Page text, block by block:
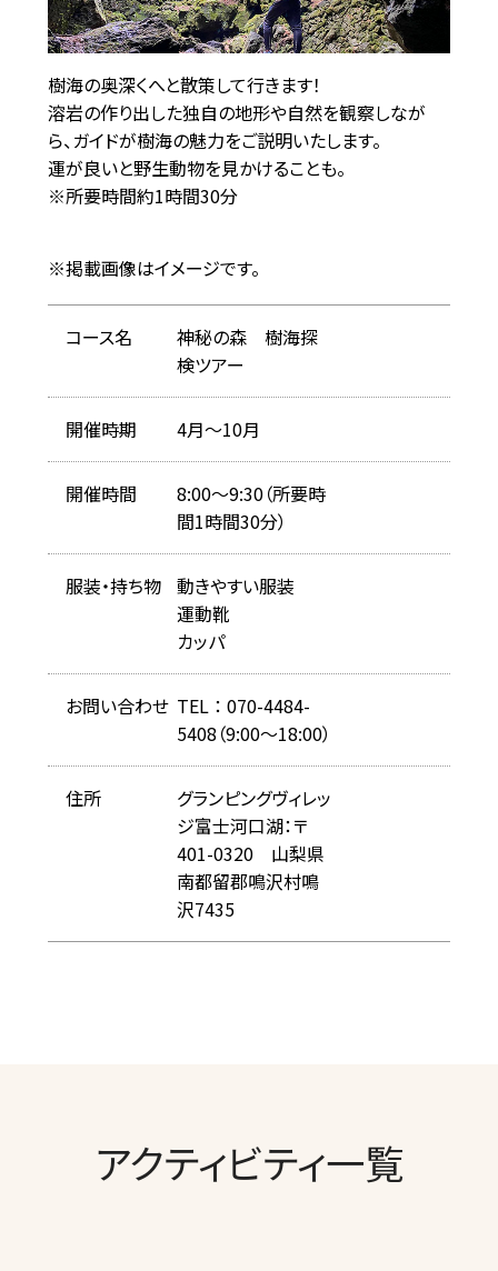
樹海の奥深くへと散策して行きます！
溶岩の作り出した独自の地形や自然を観察しなが
ら、ガイドが樹海の魅力をご説明いたします。
運が良いと野生動物を見かけることも。
※所要時間約1時間30分
※掲載画像はイメージです。
コース名
神秘の森 樹海探
検ツアー
開催時期 4月～10月
開催時間
8:00～9:30（所要時
間1時間30分）
服装・持ち物
動きやすい服装
運動靴
カッパ
お問い合わせ TEL ： 070-4484-
5408（9:00〜18:00）
住所
グランピングヴィレッ
ジ富士河口湖：〒
401-0320 山梨県
南都留郡鳴沢村鳴
沢7435
アクティビティ一覧